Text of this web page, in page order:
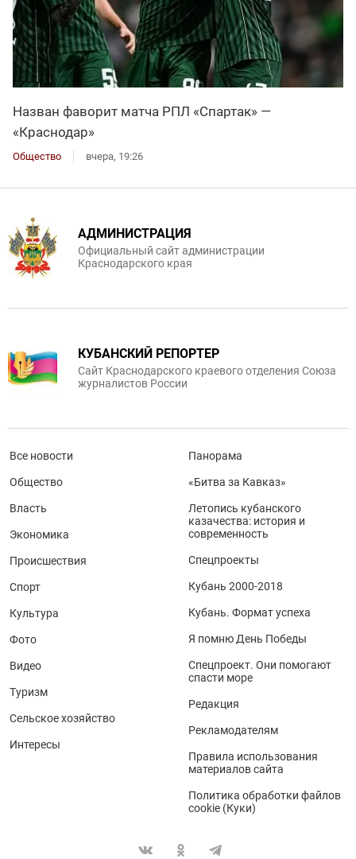
Назван фаворит матча РПЛ «Спартак» —
«Краснодар»
Общество вчера, 19:26
АДМИНИСТРАЦИЯ
Официальный сайт администрации
Краснодарского края
КУБАНСКИЙ РЕПОРТЕР
Сайт Краснодарского краевого отделения Союза
журналистов России
Все новости
Общество
Власть
Экономика
Происшествия
Спорт
Культура
Фото
Видео
Туризм
Сельское хозяйство
Интересы
Панорама
«Битва за Кавказ»
Летопись кубанского
казачества: история и
современность
Спецпроекты
Кубань 2000-2018
Кубань. Формат успеха
Я помню День Победы
Спецпроект. Они помогают
спасти море
Редакция
Рекламодателям
Правила использования
материалов сайта
Политика обработки файлов
cookie (Куки)